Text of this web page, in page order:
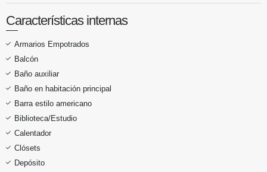
Características internas
Armarios Empotrados
Balcón
Baño auxiliar
Baño en habitación principal
Barra estilo americano
Biblioteca/Estudio
Calentador
Clósets
Depósito